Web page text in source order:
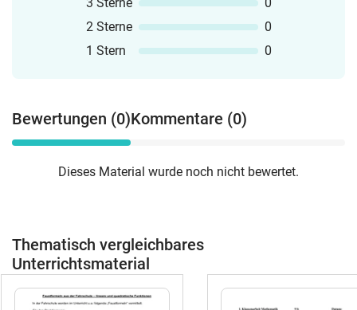
2 Sterne
0
1 Stern
0
Bewertungen (0)Kommentare (0)
Dieses Material wurde noch nicht bewertet.
Thematisch vergleichbares
Unterrichtsmaterial